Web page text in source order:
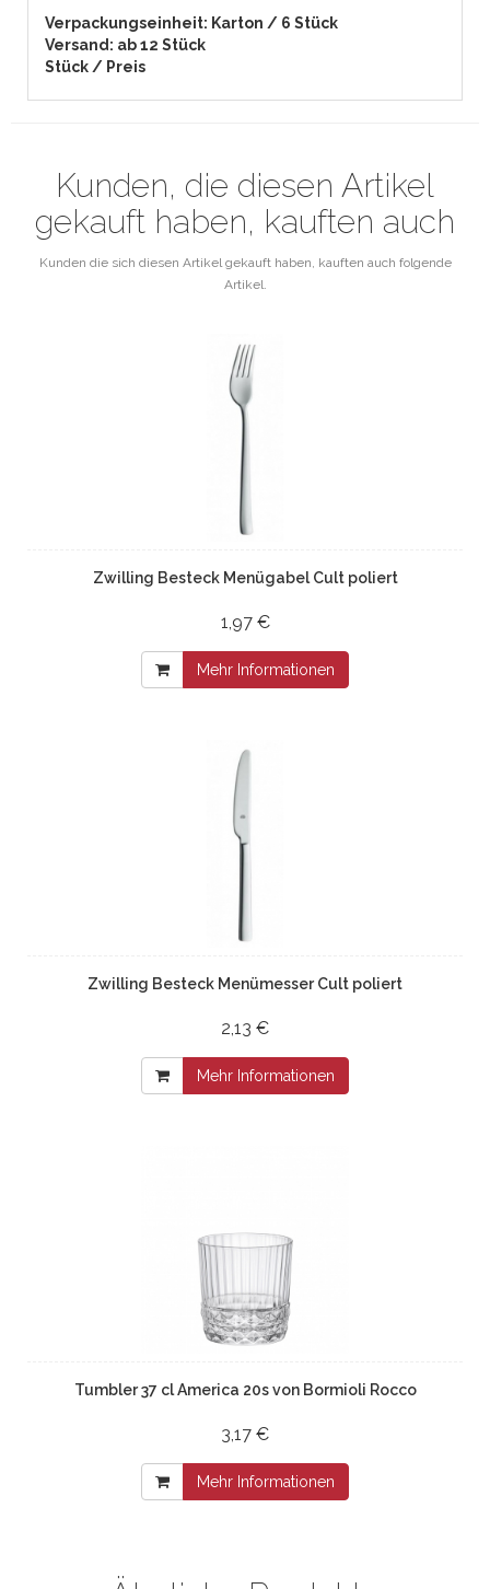
Verpackungseinheit: Karton / 6 Stück
Versand: ab 12 Stück
Stück / Preis
Kunden, die diesen Artikel
gekauft haben, kauften auch
Kunden die sich diesen Artikel gekauft haben, kauften auch folgende
Artikel.
Zwilling Besteck Menügabel Cult poliert
1,97 €
Mehr Informationen
Zwilling Besteck Menümesser Cult poliert
2,13 €
Mehr Informationen
Tumbler 37 cl America 20s von Bormioli Rocco
3,17 €
Mehr Informationen